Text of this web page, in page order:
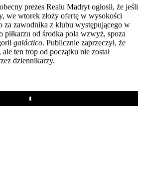
obecny prezes Realu Madryt ogłosił, że jeśli
we wtorek złoży ofertę w wysokości
za zawodnika z klubu występującego w
od środka pola wzwyż, spoza
galáctico. Publicznie zaprzeczył, że
ten trop od początku nie został
dziennikarzy.
Play